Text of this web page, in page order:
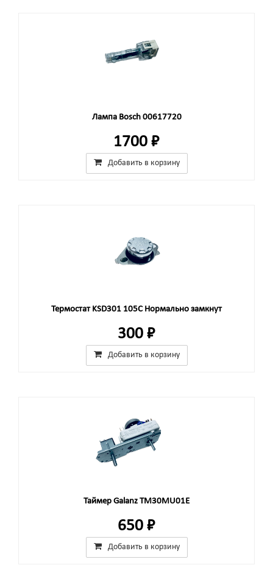
Лампа Bosch 00617720
1700 ₽
Добавить в корзину
Термостат KSD301 105C Нормально замкнут
300 ₽
Добавить в корзину
Таймер Galanz TM30MU01E
650 ₽
Добавить в корзину